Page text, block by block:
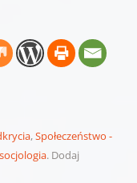
,Społeczeństwo -
socjologia. Dodaj